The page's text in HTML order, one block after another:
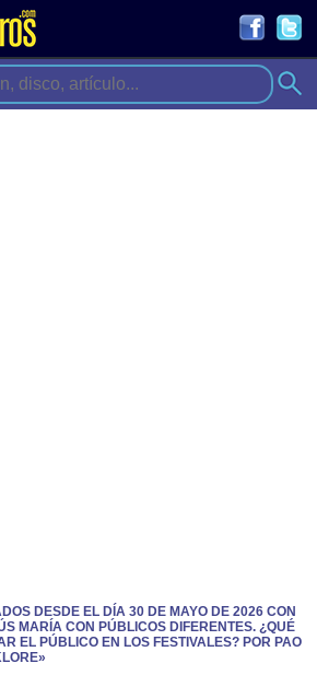
DESDE EL DÍA 30 DE MAYO DE 2026 CON
MARÍA CON PÚBLICOS DIFERENTES. ¿QUÉ
EL PÚBLICO EN LOS FESTIVALES? POR PAO